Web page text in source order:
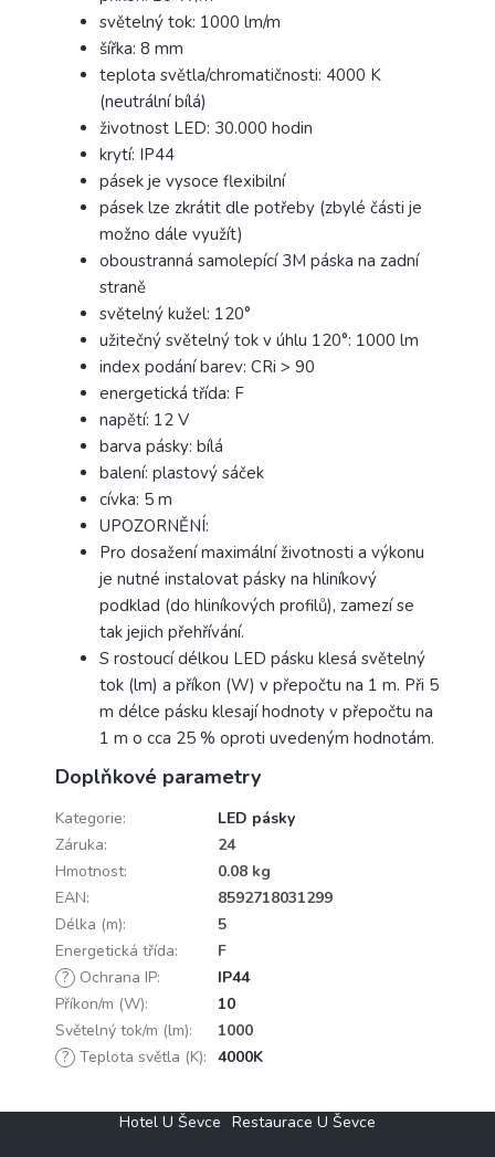
světelný tok: 1000 lm/m
šířka: 8 mm
teplota světla/chromatičnosti: 4000 K
(neutrální bílá)
životnost LED: 30.000 hodin
krytí: IP44
pásek je vysoce flexibilní
pásek lze zkrátit dle potřeby (zbylé části je
možno dále využít)
oboustranná samolepící 3M páska na zadní
straně
světelný kužel: 120°
užitečný světelný tok v úhlu 120°: 1000 lm
index podání barev: CRi > 90
energetická třída: F
napětí: 12 V
barva pásky: bílá
balení: plastový sáček
cívka: 5 m
UPOZORNĚNÍ:
Pro dosažení maximální životnosti a výkonu
je nutné instalovat pásky na hliníkový
podklad (do hliníkových profilů), zamezí se
tak jejich přehřívání.
S rostoucí délkou LED pásku klesá světelný
tok (lm) a příkon (W) v přepočtu na 1 m. Při 5
m délce pásku klesají hodnoty v přepočtu na
1 m o cca 25 % oproti uvedeným hodnotám.
Doplňkové parametry
Kategorie:
LED pásky
Záruka:
24
Hmotnost:
0.08 kg
EAN:
8592718031299
Délka (m):
5
Energetická třída:
F
? Ochrana IP:
IP44
Příkon/m (W):
10
Světelný tok/m (lm):
1000
? Teplota světla (K): 4000K
Hotel U Ševce Restaurace U Ševce